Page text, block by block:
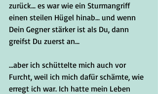
zurück... es war wie ein Sturmangriff
einen steilen Hügel hinab... und wenn
Dein Gegner stärker ist als Du, dann
greifst Du zuerst an...
...aber ich schüttelte mich auch vor
Furcht, weil ich mich dafür schämte, wie
erregt ich war. Ich hatte mein Leben